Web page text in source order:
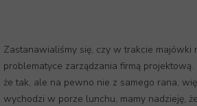
Zastanawialiśmy się, czy w trakcie majówki
problematyce zarządzania firmą
że tak, ale na pewno nie z samego rana,
wychodzi w porze lunchu, mamy nadzieję,